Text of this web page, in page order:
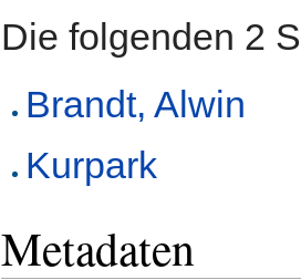
Die folgenden 2
Brandt, Alwin
Kurpark
Metadaten